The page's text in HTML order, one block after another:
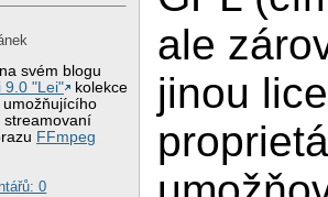
svém blogu
9.0 "Lei"
kolekce
streamovaní
FFmpeg
0
ale
jinou